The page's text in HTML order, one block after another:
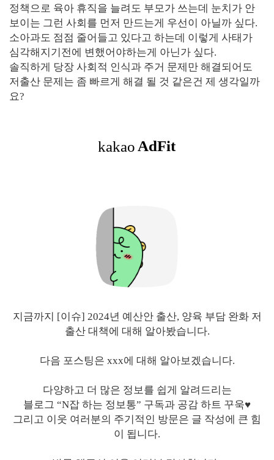
정책으로 육아 휴직을 늘려도 부모가 쓰는데 눈치가 안
보이는 그런 사회를 먼저 만드는게 우선이 아닐까 싶다.
소아과도 점점 줄어들고 있다고 하는데 이렇게 사태가
심각해지기전에 변했어야하는게 아닌가 싶다.
솔직하게 당장 사회적 인식과 주거 문제만 해결되어도
저출산 문제는 좀 빠르게 해결 될 것 같은건 제 생각일까
요?
지금까지 [이슈] 2024년 예산안 출산, 양육 부담 완화 저
출산 대책에 대해 알아봤습니다.
다음 포스팅은 xxx에 대해 알아보겠습니다.
다양하고 더 많은 정보를 쉽게 알려드리는
블로그 “N잡 하는 정보통” 구독과 공감 하트 꾸욱♥
그리고 이웃 여러분의 주기적인 방문은 글 작성에 큰 힘
이 됩니다.